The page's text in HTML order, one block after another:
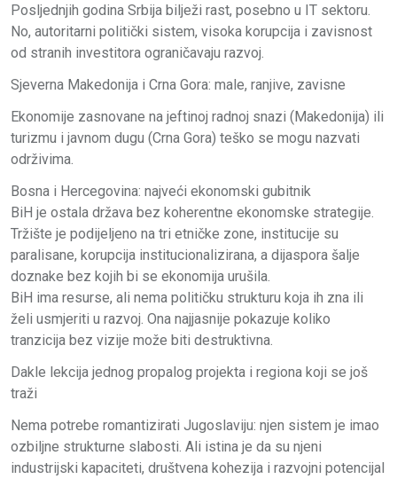
Posljednjih godina Srbija bilježi rast, posebno u IT sektoru.
No, autoritarni politički sistem, visoka korupcija i zavisnost
od stranih investitora ograničavaju razvoj.
Sjeverna Makedonija i Crna Gora: male, ranjive, zavisne
Ekonomije zasnovane na jeftinoj radnoj snazi (Makedonija) ili
turizmu i javnom dugu (Crna Gora) teško se mogu nazvati
održivima.
Bosna i Hercegovina: najveći ekonomski gubitnik
BiH je ostala država bez koherentne ekonomske strategije.
Tržište je podijeljeno na tri etničke zone, institucije su
paralisane, korupcija institucionalizirana, a dijaspora šalje
doznake bez kojih bi se ekonomija urušila.
BiH ima resurse, ali nema političku strukturu koja ih zna ili
želi usmjeriti u razvoj. Ona najjasnije pokazuje koliko
tranzicija bez vizije može biti destruktivna.
Dakle lekcija jednog propalog projekta i regiona koji se još
traži
Nema potrebe romantizirati Jugoslaviju: njen sistem je imao
ozbiljne strukturne slabosti. Ali istina je da su njeni
industrijski kapaciteti, društvena kohezija i razvojni potencijal